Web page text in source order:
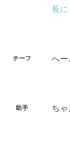
長
チーフ へー
助手 ち